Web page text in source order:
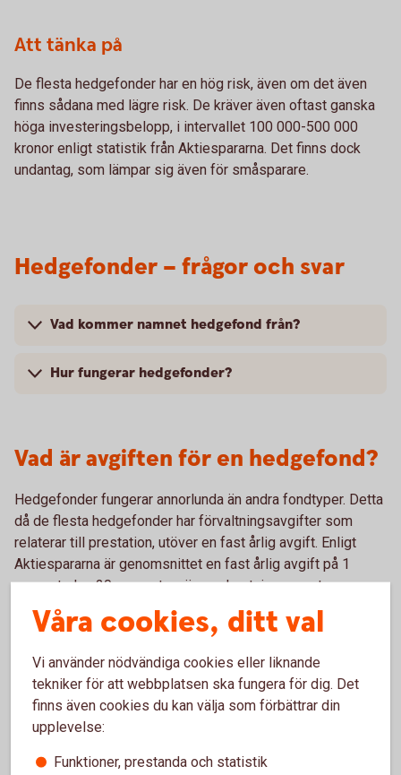
Att tänka på
De flesta hedgefonder har en hög risk, även om det även
finns sådana med lägre risk. De kräver även oftast ganska
höga investeringsbelopp, i intervallet 100 000-500 000
kronor enligt statistik från Aktiespararna. Det finns dock
undantag, som lämpar sig även för småsparare.
Hedgefonder – frågor och svar
Vad kommer namnet hedgefond från?
Hur fungerar hedgefonder?
Vad är avgiften för en hedgefond?
Hedgefonder fungerar annorlunda än andra fondtyper. Detta
då de flesta hedgefonder har förvaltningsavgifter som
relaterar till prestation, utöver en fast årlig avgift. Enligt
Aktiespararna är genomsnittet en fast årlig avgift på 1
procent plus 20 procent av överavkastningen mot
jämförelseindex.
Hedgefonder med lägre risk
Våra cookies, ditt val
Vi använder nödvändiga cookies eller liknande
tekniker för att webbplatsen ska fungera för dig. Det
finns även cookies du kan välja som förbättrar din
upplevelse:
Funktioner, prestanda och statistik